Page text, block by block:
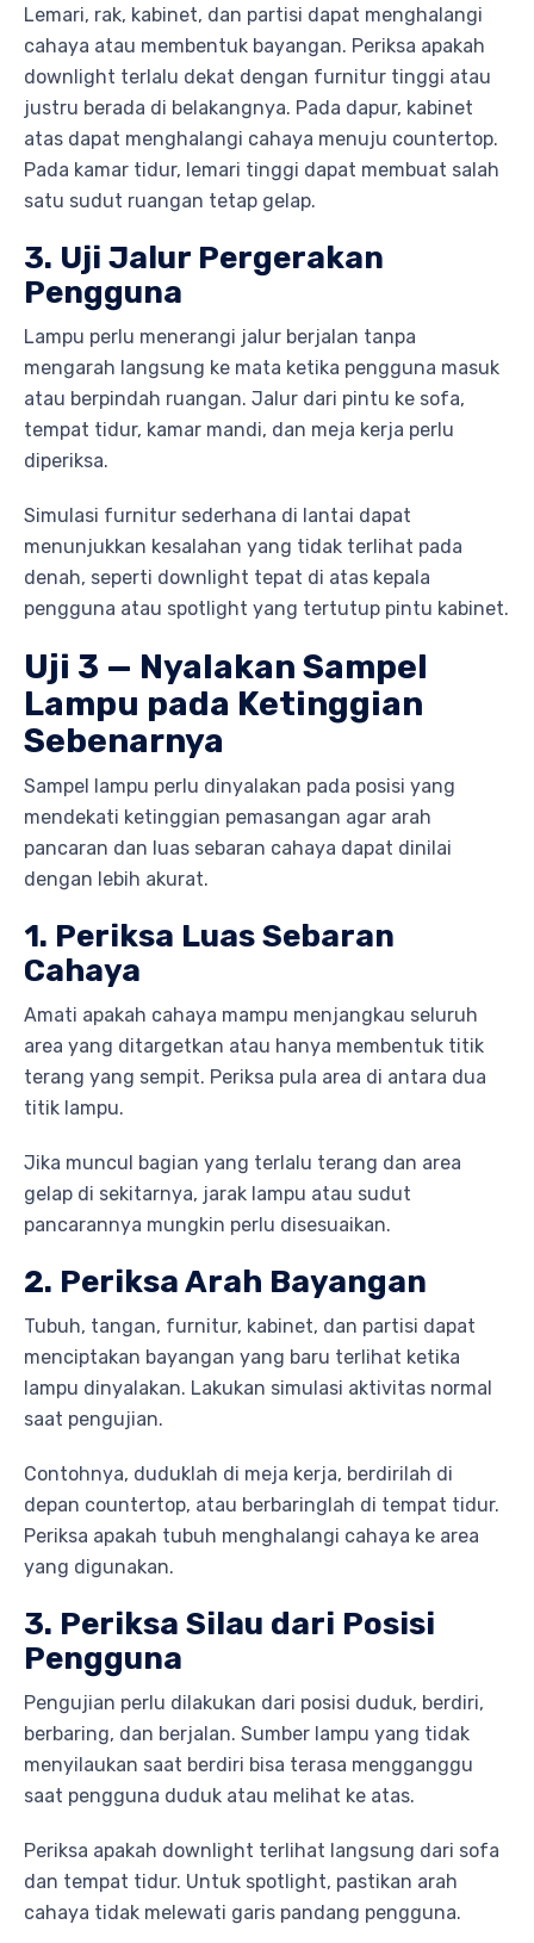
Lemari, rak, kabinet, dan partisi dapat menghalangi
cahaya atau membentuk bayangan. Periksa apakah
downlight terlalu dekat dengan furnitur tinggi atau
justru berada di belakangnya. Pada dapur, kabinet
atas dapat menghalangi cahaya menuju countertop.
Pada kamar tidur, lemari tinggi dapat membuat salah
satu sudut ruangan tetap gelap.
3. Uji Jalur Pergerakan
Pengguna
Lampu perlu menerangi jalur berjalan tanpa
mengarah langsung ke mata ketika pengguna masuk
atau berpindah ruangan. Jalur dari pintu ke sofa,
tempat tidur, kamar mandi, dan meja kerja perlu
diperiksa.
Simulasi furnitur sederhana di lantai dapat
menunjukkan kesalahan yang tidak terlihat pada
denah, seperti downlight tepat di atas kepala
pengguna atau spotlight yang tertutup pintu kabinet.
Uji 3 — Nyalakan Sampel
Lampu pada Ketinggian
Sebenarnya
Sampel lampu perlu dinyalakan pada posisi yang
mendekati ketinggian pemasangan agar arah
pancaran dan luas sebaran cahaya dapat dinilai
dengan lebih akurat.
1. Periksa Luas Sebaran
Cahaya
Amati apakah cahaya mampu menjangkau seluruh
area yang ditargetkan atau hanya membentuk titik
terang yang sempit. Periksa pula area di antara dua
titik lampu.
Jika muncul bagian yang terlalu terang dan area
gelap di sekitarnya, jarak lampu atau sudut
pancarannya mungkin perlu disesuaikan.
2. Periksa Arah Bayangan
Tubuh, tangan, furnitur, kabinet, dan partisi dapat
menciptakan bayangan yang baru terlihat ketika
lampu dinyalakan. Lakukan simulasi aktivitas normal
saat pengujian.
Contohnya, duduklah di meja kerja, berdirilah di
depan countertop, atau berbaringlah di tempat tidur.
Periksa apakah tubuh menghalangi cahaya ke area
yang digunakan.
3. Periksa Silau dari Posisi
Pengguna
Pengujian perlu dilakukan dari posisi duduk, berdiri,
berbaring, dan berjalan. Sumber lampu yang tidak
menyilaukan saat berdiri bisa terasa mengganggu
saat pengguna duduk atau melihat ke atas.
Periksa apakah downlight terlihat langsung dari sofa
dan tempat tidur. Untuk spotlight, pastikan arah
cahaya tidak melewati garis pandang pengguna.